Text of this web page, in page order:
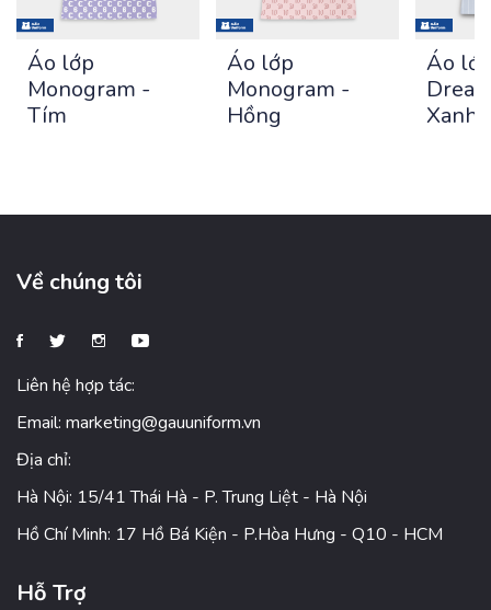
Áo lớp
Monogram -
Tím
Áo lớp
Monogram -
Hồng
Áo
Xanh
Về chúng tôi
Liên hệ hợp tác:
Email: marketing@gauuniform.vn
Địa chỉ:
Hà Nội: 15/41 Thái Hà - P. Trung Liệt - Hà Nội
Hồ Chí Minh: 17 Hồ Bá Kiện - P.Hòa Hưng - Q10 - HCM
Hỗ Trợ